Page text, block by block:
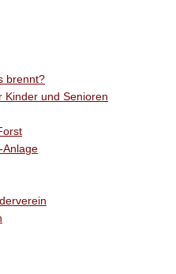
brennt?
Kinder und Senioren
Anlage